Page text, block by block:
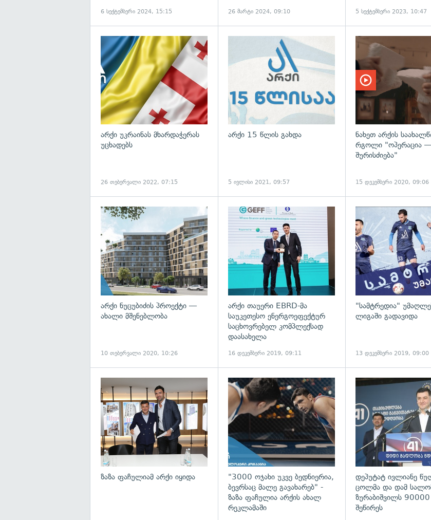
6 სექტემბერი 2024, 15:15 26 მარტი 2024, 09:10 5 სექტემბერი 2023, 10:47
არქი უკრაინას მხარდაჭერას
უცხადებს
26 თებერვალი 2022, 07:15
არქი‌ ‌15‌ ‌წლის‌ ‌გახდა‌ ‌
5 ივლისი 2021, 09:57
ნახეთ არქის
რგოლი "ოპერაცია
შურისძიება"
15 დეკემბერი 2020, 09:06
არქი ნუცუბიძის პროექტი —
ახალი მშენებლობა
10 თებერვალი 2020, 10:26
არქი თაუერი EBRD-მა
საუკეთესო ენერგოეფექტურ
საცხოვრებელ კომპლექსად
დაასახელა
16 დეკემბერი 2019, 09:11
"სამტრედია"
ლიგაში გადავიდა
13 დეკემბერი 2019, 09:00
ზაზა ფაჩულიამ არქი იყიდა
"3000 ოჯახი უკვე ბედნიერია,
ბევრსაც მალე გავახარებ" -
ზაზა ფაჩულია არქის ახალ
რეკლამაში
დეპუტატ ივლიანე
ცოლმა და დამ
ზურაბიშვილს
შეწირეს